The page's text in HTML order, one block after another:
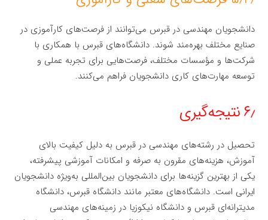
دانشجویان مهندسی در قبرس می‌توانند از فرصت‌های کارآموزی در
صنایع مختلف بهره‌مند شوند. دانشگاه‌های قبرس با همکاری با
شرکت‌ها و مؤسسات مختلف، فرصت‌هایی برای تجربه عملی و
توسعه مهارت‌های کاری دانشجویان فراهم می‌کنند.
۶٫ نتیجه‌گیری
تحصیل در رشته‌های مهندسی در قبرس به دلیل کیفیت بالای
آموزش، هزینه‌های مقرون به صرفه و امکانات آموزشی پیشرفته،
یکی از بهترین گزینه‌ها برای دانشجویان بین‌المللی به‌ویژه دانشجویان
ایرانی است. دانشگاه‌های معتبر مانند دانشگاه قبرس، دانشگاه
مدیترانه‌ای قبرس و دانشگاه نیکوزیا در زمینه‌های مهندسی